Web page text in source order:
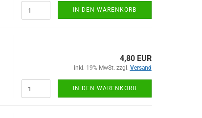
IN DEN WARENKORB
4,80 EUR
inkl. 19% MwSt. zzgl. Versand
IN DEN WARENKORB